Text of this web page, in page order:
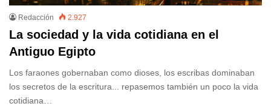
Redacción 2.927
La sociedad y la vida cotidiana en el
Antiguo Egipto
Los faraones gobernaban como dioses, los escribas dominaban
los secretos de la escritura... repasemos también un poco la vida
cotidiana…